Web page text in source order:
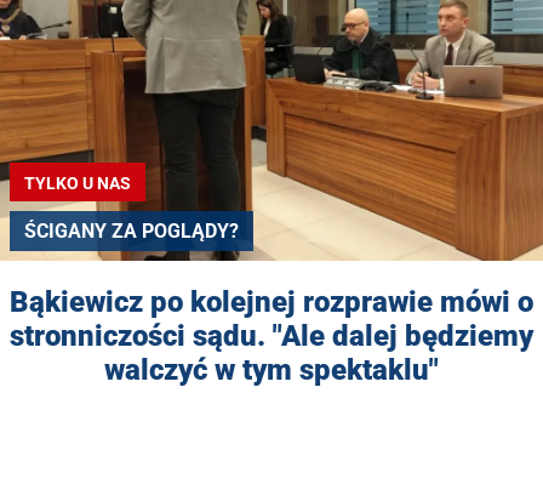
TYLKO U NAS
ŚCIGANY ZA POGLĄDY?
Bąkiewicz po kolejnej rozprawie mówi o
stronniczości sądu. "Ale dalej będziemy
walczyć w tym spektaklu"